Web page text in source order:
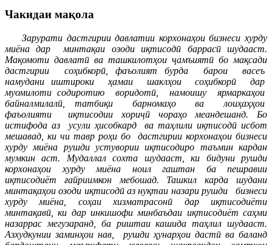
Чакидаи мақола
Зарурати дастгирии давлатии корхонаҳои бизнеси хурду
миёна дар
минтақаи озоди иқтисодӣ баррасӣ шудааст.
Мақомоти давлатӣ ва ташкилотҳои ҷамъиятӣ бо мақсади
дастгирии
соҳибкорӣ, фаъолият бурда барои
васеъ
намудани иштироки
ҳамаи шаклҳои соҳибкорӣ
дар
муомилоти содиротию
воридотӣ, намоишу
ярмаркаҳои
байналмилалӣ, татбиқи
барномаҳо ва
лоиҳаҳҳои
фаъолияти
иқтисодии хориҷӣ чораҳо меандешанд. Бо
истифода аз
усули ҳисобкард
ва таҳлили иқтисодӣ исбот
мешавад, ки чи тавр роҳи бо
дастгирии корхонаҳои бизнеси
хурду миёна рушди устувории иқтисодиро таъмин кардан
мумкин аст. Мудаллал сохта шудааст, ки бидуни рушди
корхонаҳои хурду миёна ноил гаштан ба пешравии
иқтисодиёт ғайриимкон мебошад. Ташкил карда шудани
минтақаҳои озоди иқтисодӣ аз нуқтаи назари рушди
бизнеси
хурду миёна, соҳаи хизматрасонӣ дар иқтисодиёти
минтақавӣ, ки дар инкишофи минбаъдаи иқтисодиёт саҳми
назаррас мегузаранд, ба риштаи кашида таҳлил шудааст.
Азхудкунии заминҳои нав,
рушди ҳунарҳои дастӣ ва баланд